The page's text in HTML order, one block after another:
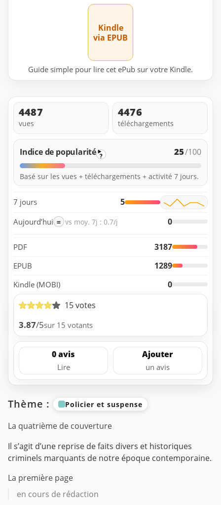
Kindle
via EPUB
Guide simple pour lire cet ePub sur votre Kindle.
4487
vues
4476
téléchargements
Indice de popularité ? 25/100
Basé sur les vues + téléchargements + activité 7 jours.
7 jours 5
Aujourd’hui = vs moy. 7j : 0.7/j 0
PDF 3187
EPUB 1289
Kindle (MOBI)
0
15 votes
3.87/5sur 15 votants
0 avis
Lire
Ajouter
un avis
Thème : Policier et suspense
La quatrième de couverture
Il s’agit d’une reprise de faits divers et historiques
criminels marquants de notre époque contemporaine.
La première page
en cours de rédaction